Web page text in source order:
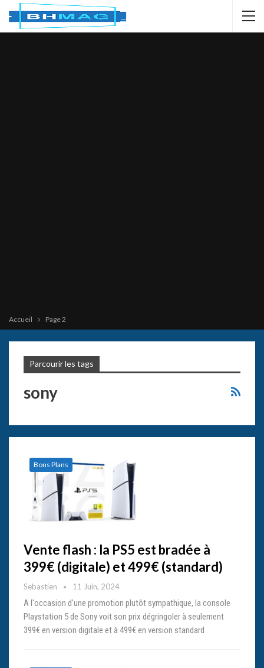
Accueil Page 2
Parcourir les tags
sony
Bons Plans
Vente flash : la PS5 est bradée à
399€ (digitale) et 499€ (standard)
Sebastien 11 Juin, 2024
A l'occasion d'une promotion plutôt sympathique, la console
Playstation 5 de Sony voit son prix dégringoler à seulement
399€ en version digitale et à 499€ en version standard